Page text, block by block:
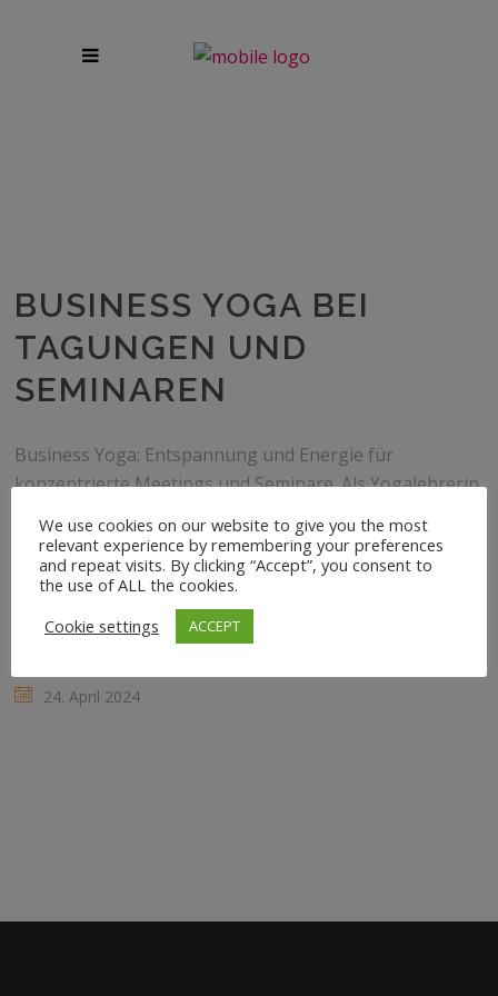
BUSINESS YOGA BEI
TAGUNGEN UND
SEMINAREN
Business Yoga: Entspannung und Energie für
konzentrierte Meetings und Seminare. Als Yogalehrerin
Entspannung und körperlichem Wohlbefinden im
hektischen Arbeitsalltag. Business Yoga bietet eine
wunderbare Möglichkeit, diese Prinzipien direkt in den
Arbeitsplatz zu integrieren und die Produktivität sowie
24. April 2024
We use cookies on our website to give you the most
relevant experience by remembering your preferences
and repeat visits. By clicking “Accept”, you consent to
the use of ALL the cookies.
Cookie settings
ACCEPT